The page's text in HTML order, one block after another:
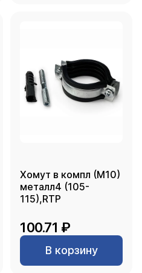
Хомут в компл (М10)
металл4 (105-
115),RTP
100.71 ₽
В корзину